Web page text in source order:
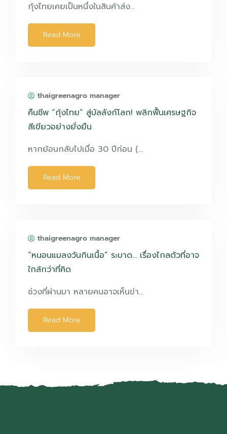
กุ้งไทยเคยเป็นหนึ่งในสินค้าส่ง…
Read More
thaigreenagro manager
คืนชีพ “กุ้งไทย” สู่บัลลังก์โลก! พลิกฟื้นเศรษฐกิจ
สีเขียวอย่างยั่งยืน
หากย้อนกลับไปเมื่อ 30 ปีก่อน (…
Read More
thaigreenagro manager
“หนอนแมลงวันกินเนื้อ” ระบาด… เรื่องไกลตัวที่อาจ
ใกล้กว่าที่คิด
ช่วงที่ผ่านมา หลายคนอาจเห็นข่า…
Read More